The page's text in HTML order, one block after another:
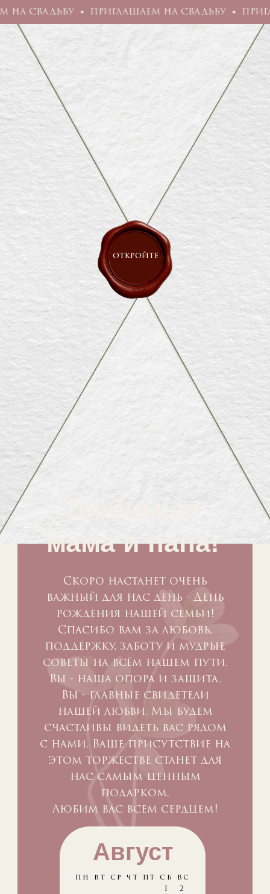
свадьбу приглашаем на свадьбу
2
1
пн вт ср чт пт сб вс
Август
Скоро настанет очень
важный для нас день - День
рождения нашей семьи!
Спасибо вам за любовь,
поддержку, заботу и мудрые
советы на всём нашем пути.
Вы - наша опора и защита.
Вы - главные свидетели
нашей любви. Мы будем
счастливы видеть вас рядом
с нами. Ваше присутствие на
этом торжестве станет для
нас самым ценным
подарком.
Любим вас всем сердцем!
ИЗ
С
Любви
Любви
Любовью
откройте
Любимые
мама и папа!